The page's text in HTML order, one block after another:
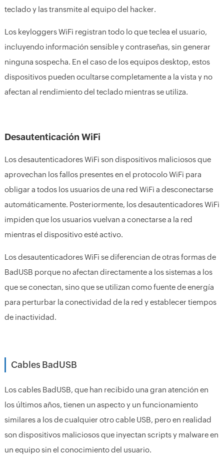
teclado y las transmite al equipo del hacker.
Los keyloggers WiFi registran todo lo que teclea el usuario,
incluyendo información sensible y contraseñas, sin generar
ninguna sospecha. En el caso de los equipos desktop, estos
dispositivos pueden ocultarse completamente a la vista y no
afectan al rendimiento del teclado mientras se utiliza.
Desautenticación WiFi
Los desautenticadores WiFi son dispositivos maliciosos que
aprovechan los fallos presentes en el protocolo WiFi para
obligar a todos los usuarios de una red WiFi a desconectarse
automáticamente. Posteriormente, los desautenticadores WiFi
impiden que los usuarios vuelvan a conectarse a la red
mientras el dispositivo esté activo.
Los desautenticadores WiFi se diferencian de otras formas de
BadUSB porque no afectan directamente a los sistemas a los
que se conectan, sino que se utilizan como fuente de energía
para perturbar la conectividad de la red y establecer tiempos
de inactividad.
Cables BadUSB
Los cables BadUSB, que han recibido una gran atención en
los últimos años, tienen un aspecto y un funcionamiento
similares a los de cualquier otro cable USB, pero en realidad
son dispositivos maliciosos que inyectan scripts y malware en
un equipo sin el conocimiento del usuario.